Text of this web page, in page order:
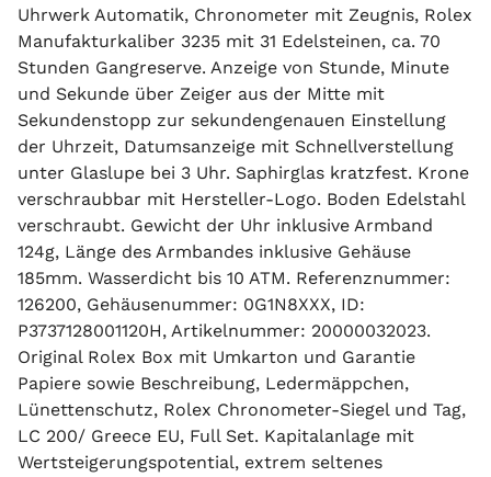
Uhrwerk Automatik, Chronometer mit Zeugnis, Rolex
Manufakturkaliber 3235 mit 31 Edelsteinen, ca. 70
Stunden Gangreserve. Anzeige von Stunde, Minute
und Sekunde über Zeiger aus der Mitte mit
Sekundenstopp zur sekundengenauen Einstellung
der Uhrzeit, Datumsanzeige mit Schnellverstellung
unter Glaslupe bei 3 Uhr. Saphirglas kratzfest. Krone
verschraubbar mit Hersteller-Logo. Boden Edelstahl
verschraubt. Gewicht der Uhr inklusive Armband
124g, Länge des Armbandes inklusive Gehäuse
185mm. Wasserdicht bis 10 ATM. Referenznummer:
126200, Gehäusenummer: 0G1N8XXX, ID:
P3737128001120H, Artikelnummer: 20000032023.
Original Rolex Box mit Umkarton und Garantie
Papiere sowie Beschreibung, Ledermäppchen,
Lünettenschutz, Rolex Chronometer-Siegel und Tag,
LC 200/ Greece EU, Full Set. Kapitalanlage mit
Wertsteigerungspotential, extrem seltenes